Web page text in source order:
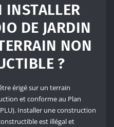
INSTALLER
DE JARDIN
NON
?
érigé sur un terrain
et conforme au Plan
Installer une construction
est illégal et